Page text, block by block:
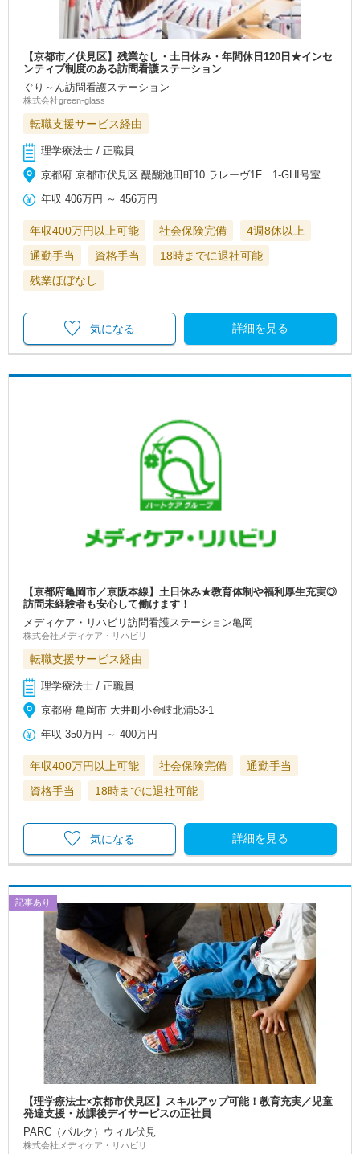
【京都市／伏見区】残業なし・土日休み・年間休日120日★インセ
ンティブ制度のある訪問看護ステーション
ぐり～ん訪問看護ステーション
株式会社green-glass
転職支援サービス経由
理学療法士 / 正職員
京都府 京都市伏見区 醍醐池田町10 ラレーヴ1F 1-GHI号室
年収 406万円 ～456万円
年収400万円以上可能 社会保険完備
4週8休以上
通勤手当
資格手当
18時までに退社可能
残業ほぼなし
詳細を見る
気になる
【京都府亀岡市／京阪本線】土日休み★教育体制や福利厚生充実◎
訪問未経験者も安心して働けます！
メディケア・リハビリ訪問看護ステーション亀岡
株式会社メディケア・リハビリ
転職支援サービス経由
理学療法士 / 正職員
京都府 亀岡市 大井町小金岐北浦53-1
年収 350万円 ～400万円
年収400万円以上可能 社会保険完備
通勤手当
資格手当
18時までに退社可能
詳細を見る
気になる
記事あり
【理学療法士×京都市伏見区】スキルアップ可能！教育充実／児童
発達支援・放課後デイサービスの正社員
PARC（パルク）ウィル伏見
株式会社メディケア・リハビリ